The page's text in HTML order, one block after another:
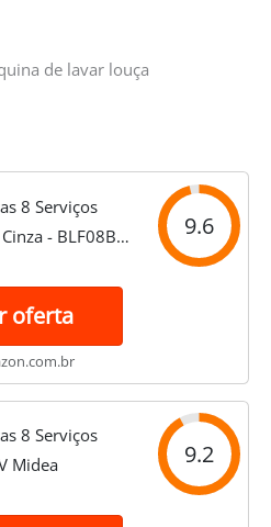
de lavar louça
8 Serviços
- BLF08BS
9.6
oferta
8 Serviços
Midea
9.2